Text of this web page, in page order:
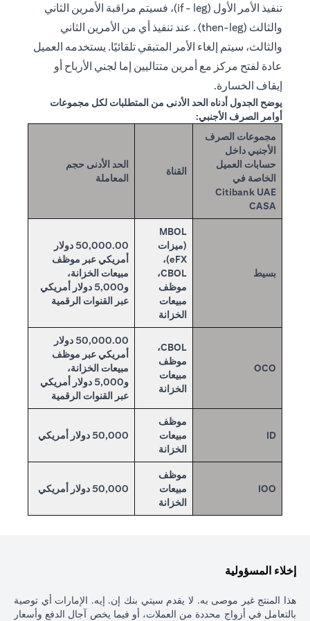
تنفيذ الأمر الأول (if - leg)، فسيتم مراقبة الأمرين الثاني
والثالث (then-leg) . عند تنفيذ أي من الأمرين الثاني
والثالث، سيتم إلغاء الأمر المتبقي تلقائيًا. يستخدمه العميل
عادة لفتح مركز مع أمرين متتاليين إما لجني الأرباح أو
إيقاف الخسارة.
يوضح الجدول أدناه الحد الأدنى من المتطلبات لكل مجموعات
أوامر الصرف الأجنبي:
مجموعات الصرف
الأجنبي داخل
حسابات العميل
الخاصة في
Citibank UAE
CASA
القناة
الحد الأدنى حجم
المعاملة
بسيط
MBOL
(ميزات
eFX)،
CBOL،
موظف
مبيعات
الخزانة
50,000.00 دولار
أمريكي عبر موظف
مبيعات الخزانة،
و5,000 دولار أمريكي
عبر القنوات الرقمية
OCO
CBOL،
موظف
مبيعات
الخزانة
50,000.00 دولار
أمريكي عبر موظف
مبيعات الخزانة،
و5,000 دولار أمريكي
عبر القنوات الرقمية
ID
موظف
مبيعات
الخزانة
50,000 دولار أمريكي
IOO
موظف
مبيعات
الخزانة
50,000 دولار أمريكي
إخلاء المسؤولية
هذا المنتج غير موصى به. لا يقدم سيتي بنك إن. إيه. الإمارات أي توصية
بالتعامل في أزواج محددة من العملات، أو فيما يخص آجال الدفع وأسعار